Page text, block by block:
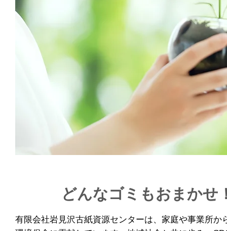
どんなゴミもおまかせ
有限会社岩見沢古紙資源センターは、家庭や事業所